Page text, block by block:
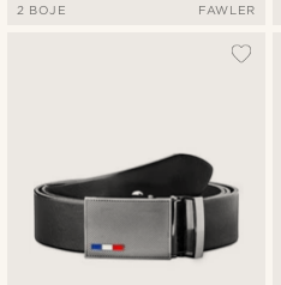
2 BOJE FAWLER